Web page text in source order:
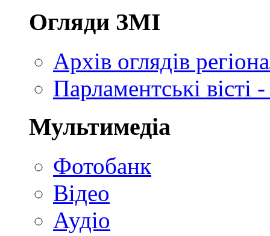
Огляди ЗМІ
Архів оглядів
Парламентські вісті
Мультимедіа
Фотобанк
Відео
Аудіо